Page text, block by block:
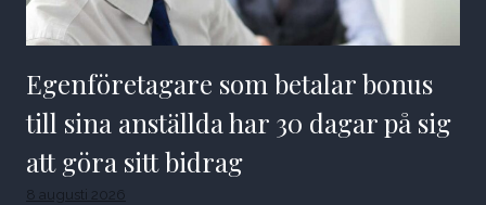
Egenföretagare som betalar bonus
till sina anställda har 30 dagar på sig
att göra sitt bidrag
8 augusti 2026